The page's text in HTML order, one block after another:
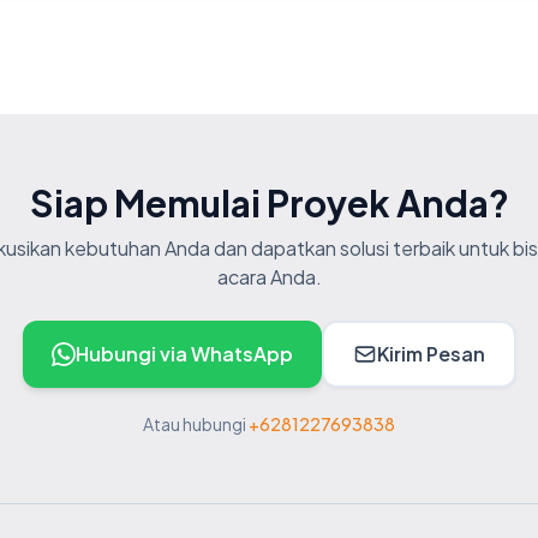
Siap Memulai Proyek Anda?
kebutuhan Anda dan dapatkan solusi terbaik untuk
acara Anda.
Hubungi via WhatsApp Kirim Pesan
Atau hubungi +6281227693838